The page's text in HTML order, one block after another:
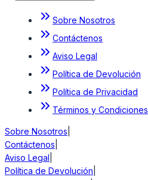
Sobre Nosotros
Contáctenos
Aviso Legal
Política de Devolución
Política de Privacidad
Términos y Condiciones
Sobre Nosotros
Contáctenos
Aviso Legal
Política de Devolución